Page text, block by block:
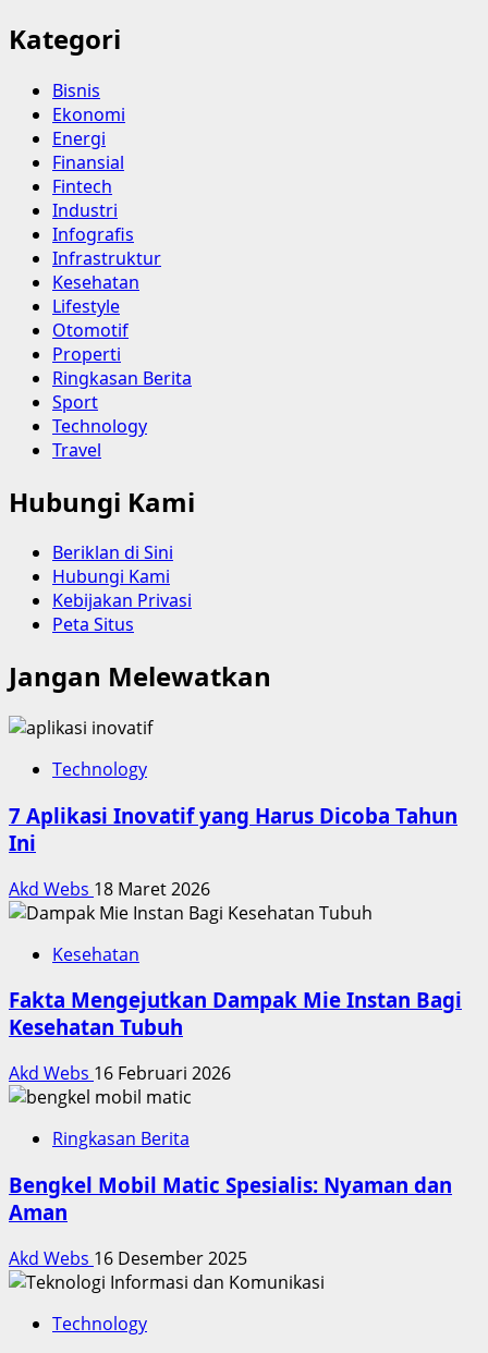
Kategori
Bisnis
Ekonomi
Energi
Finansial
Fintech
Industri
Infografis
Infrastruktur
Kesehatan
Lifestyle
Otomotif
Properti
Ringkasan Berita
Sport
Technology
Travel
Hubungi Kami
Beriklan di Sini
Hubungi Kami
Kebijakan Privasi
Peta Situs
Jangan Melewatkan
Technology
7 Aplikasi Inovatif yang Harus Dicoba Tahun
Ini
Akd Webs 18 Maret 2026
Kesehatan
Fakta Mengejutkan Dampak Mie Instan Bagi
Kesehatan Tubuh
Akd Webs 16 Februari 2026
Ringkasan Berita
Bengkel Mobil Matic Spesialis: Nyaman dan
Aman
Akd Webs 16 Desember 2025
Technology